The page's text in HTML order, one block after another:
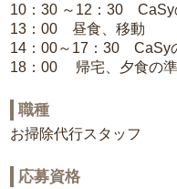
10：30 ～12：30 CaSy
13：00 昼食、移動
14：00～17：30 CaSy
18：00 帰宅、夕食の
職種
お掃除代行スタッフ
応募資格